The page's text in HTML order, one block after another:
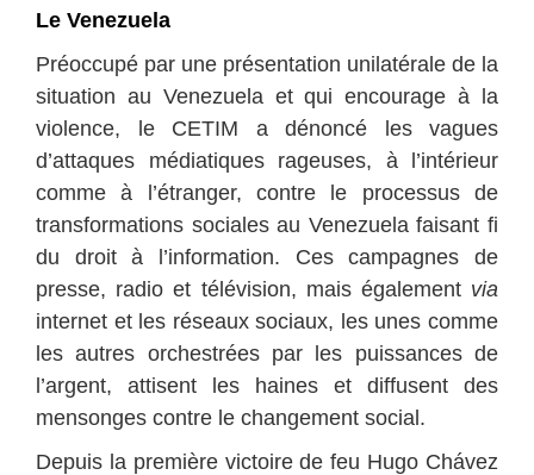
Le Venezuela
Préoccupé par une présentation unilatérale de la
situation au Venezuela et qui encourage à la
violence, le CETIM a dénoncé les vagues
d’attaques médiatiques rageuses, à l’intérieur
comme à l’étranger, contre le processus de
transformations sociales au Venezuela faisant fi
du droit à l’information. Ces campagnes de
presse, radio et télévision, mais également via
internet et les réseaux sociaux, les unes comme
les autres orchestrées par les puissances de
l’argent, attisent les haines et diffusent des
mensonges contre le changement social.
Depuis la première victoire de feu Hugo Chávez